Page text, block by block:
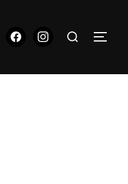
facebookinstagramSuchen